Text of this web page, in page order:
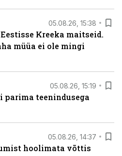
05.08.26, 15:38
Kreeka maitseid.
müüa ei ole mingi
05.08.26, 15:19
parima teenindusega
05.08.26, 14:37
hoolimata võttis